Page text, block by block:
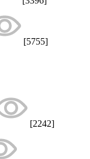
[5755]
[2242]